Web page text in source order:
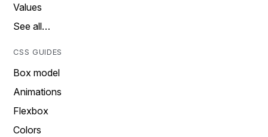
Values
See all…
CSS GUIDES
Box model
Animations
Flexbox
Colors